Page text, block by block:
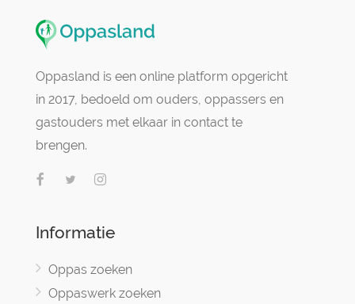
Oppasland is een online platform opgericht
in 2017, bedoeld om ouders, oppassers en
gastouders met elkaar in contact te
brengen.
Informatie
Oppas zoeken
Oppaswerk zoeken